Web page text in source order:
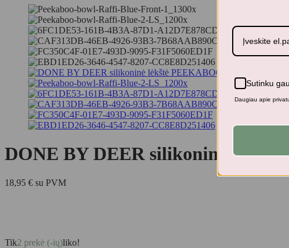
DONE BY DEER silikoninė
18,95 € su PVM
Tik2 prekė (-ių)liko!
Sutinku
Daugiau apie